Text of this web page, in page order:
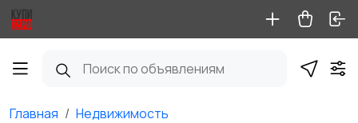
Главная
Недвижимость